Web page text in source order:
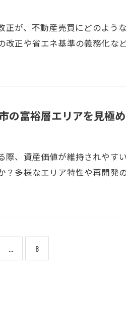
正が、不動産売買にどのよう
正や省エネ基準の義務化な
の富裕層エリアを見極
際、資産価値が維持されやす
？多様なエリア特性や再開発
8